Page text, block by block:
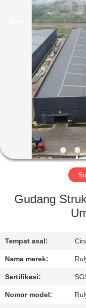
RUMAH
PRODUK
VIDEO
TAMPILAN
VR
TENTANG
TUR
PABRIK
KONTROL
Gudang
Tempat asal:
Nama merek:
Sertifikasi:
Nomor model: